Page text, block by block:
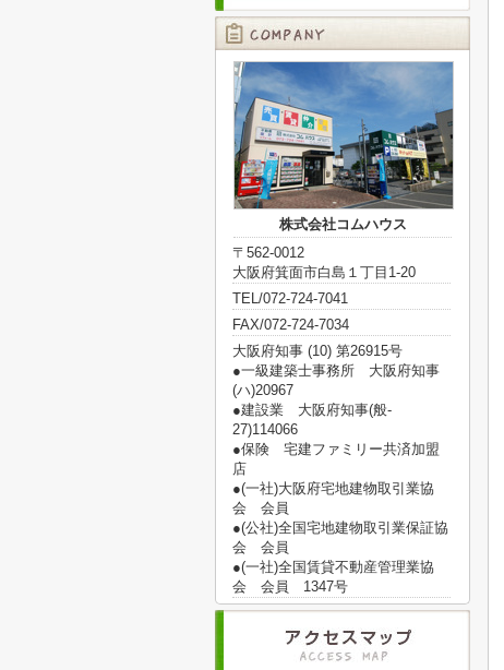
株式会社コムハウス
〒562-0012
大阪府箕面市白島１丁目1-20
TEL/072-724-7041
FAX/072-724-7034
大阪府知事 (10) 第26915号
●一級建築士事務所 大阪府知事
(ハ)20967
●建設業 大阪府知事(般‐
27)114066
●保険 宅建ファミリー共済加盟
店
●(一社)大阪府宅地建物取引業協
会 会員
●(公社)全国宅地建物取引業保証協
会 会員
●(一社)全国賃貸不動産管理業協
会 会員 1347号